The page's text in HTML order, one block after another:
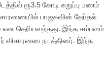
ரூ3.5 கோடி கறுப்பு பணம்
பாஜகவின் தேர்தல்
தெரியவந்தது. இந்த சம்பவம்
விசாரணை நடத்தினர். இந்த